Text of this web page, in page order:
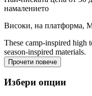
намалението
Високи, на платформа,
These camp-inspired high
season-inspired materials.
Прочети повече
Избери опции